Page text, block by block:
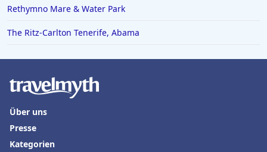
Rethymno Mare & Water Park
The Ritz-Carlton Tenerife, Abama
Über uns
Presse
Kategorien